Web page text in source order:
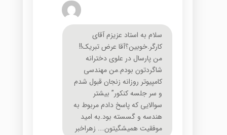
سلام به استاد عزیزم آقای
کارگر.خوبین؟آقا عرض تبریک!!
من پارسال در علوی دخترانه
شاگردتون بودم.من مهندسی
کامپیوتر روزانه زنجان قبول شدم
و سر جلسه کنکور” بیشتر
سوالایی که پاسخ دادم مربوط به
هندسه و گسسته بود.به امید
موفقیت همیشگیتون…. زهراخبر